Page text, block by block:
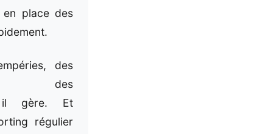
en place des
des
des
il gère. Et
régulier